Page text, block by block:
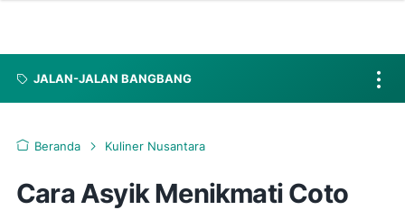
JALAN-JALAN BANGBANG
Beranda Kuliner Nusantara
Cara Asyik Menikmati Coto